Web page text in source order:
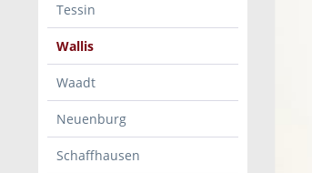
Tessin
Wallis
Waadt
Neuenburg
Schaffhausen